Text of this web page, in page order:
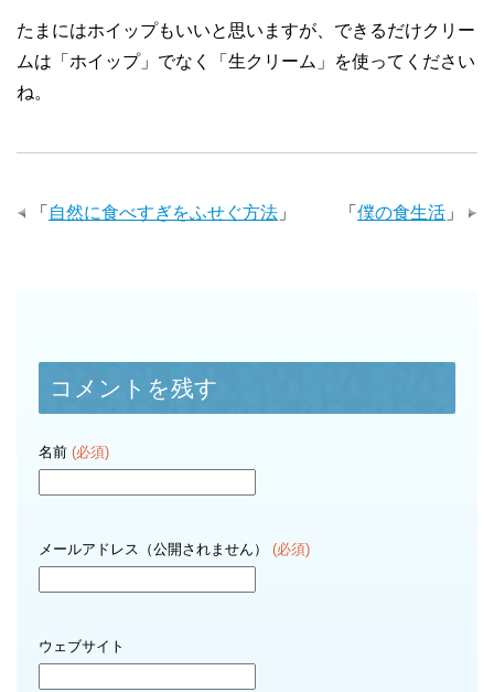
たまにはホイップもいいと思いますが、できるだけクリー
ムは「ホイップ」でなく「生クリーム」を使ってください
ね。
「 僕の食生活 」
「 自然に食べすぎをふせぐ方法 」
コメントを残す
名前 (必須)
メールアドレス（公開されません） (必須)
ウェブサイト